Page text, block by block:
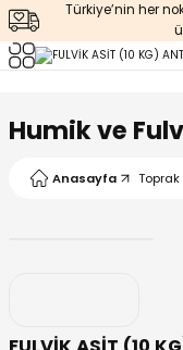
Türkiye’nin her
Humik ve
Anasayfa